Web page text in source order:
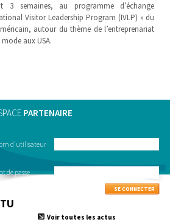
3 semaines, au programme d’échange
Visitor Leadership Program (IVLP) » du
autour du thème de l’entreprenariat
aux USA.
PARTENAIRE
d'utilisateur
de passe
Voir toutes les actus